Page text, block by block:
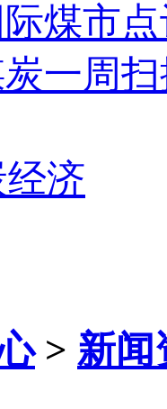
煤市
一周
济
> 新闻